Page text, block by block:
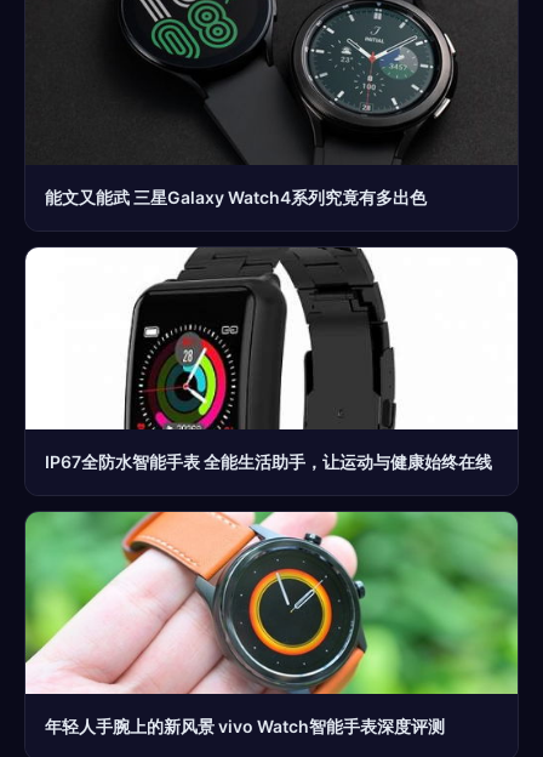
能文又能武 三星Galaxy Watch4系列究竟有多出色
IP67全防水智能手表 全能生活助手，让运动与健康始终在线
年轻人手腕上的新风景 vivo Watch智能手表深度评测